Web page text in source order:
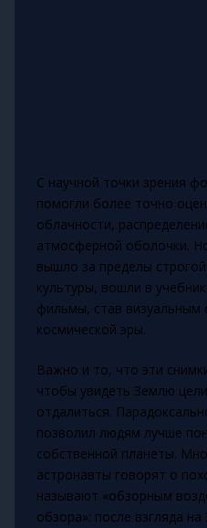
С научной точки зрения
помогли более точно
облачности,
атмосферной оболочки.
вышло за пределы
культуры, вошли в
фильмы, став визуальным
космической эры.
Важно и то, что эти
чтобы увидеть Землю
отдалиться.
позволил людям лучше
собственной планеты.
астронавты говорят о
называют «обзорным
обзора»: после взгляда